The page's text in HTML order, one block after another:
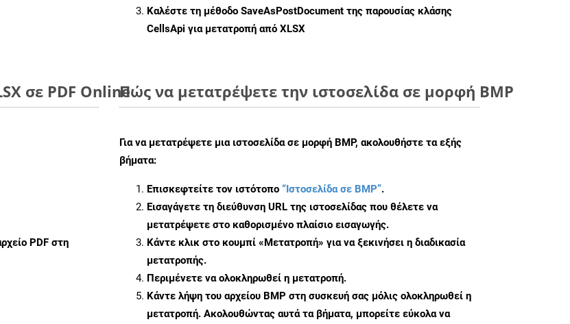
Καλέστε τη μέθοδο SaveAsPostDocument της παρουσίας κλάσης
CellsApi για μετατροπή από XLSX
σε PDF Online
PDF στη
Πώς να μετατρέψετε την ιστοσελίδα σε μορφή BMP
Για να μετατρέψετε μια ιστοσελίδα σε μορφή BMP, ακολουθήστε τα εξής
βήματα:
Επισκεφτείτε τον ιστότοπο “Ιστοσελίδα σε BMP”.
Εισαγάγετε τη διεύθυνση URL της ιστοσελίδας που θέλετε να
μετατρέψετε στο καθορισμένο πλαίσιο εισαγωγής.
Κάντε κλικ στο κουμπί «Μετατροπή» για να ξεκινήσει η διαδικασία
μετατροπής.
Περιμένετε να ολοκληρωθεί η μετατροπή.
Κάντε λήψη του αρχείου BMP στη συσκευή σας μόλις ολοκληρωθεί η
μετατροπή. Ακολουθώντας αυτά τα βήματα, μπορείτε εύκολα να